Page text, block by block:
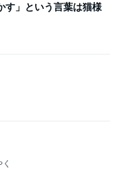
」という言葉は猫様